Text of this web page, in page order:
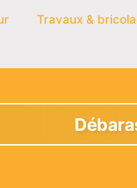
Travaux &